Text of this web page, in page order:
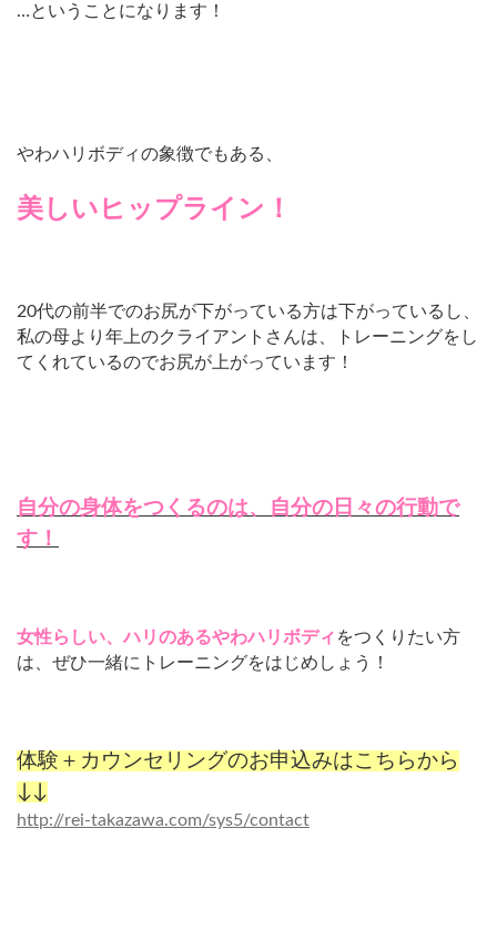
…ということになります！
やわハリボディの象徴でもある、
美しいヒップライン！
20代の前半でのお尻が下がっている方は下がっているし、
私の母より年上のクライアントさんは、トレーニングをし
てくれているのでお尻が上がっています！
自分の身体をつくるのは、自分の日々の行動で
す！
女性らしい、ハリのあるやわハリボディ をつくりたい方
は、ぜひ一緒にトレーニングをはじめしょう！
体験＋カウンセリングのお申込みはこちらから
↓↓
http://rei-takazawa.com/sys5/contact